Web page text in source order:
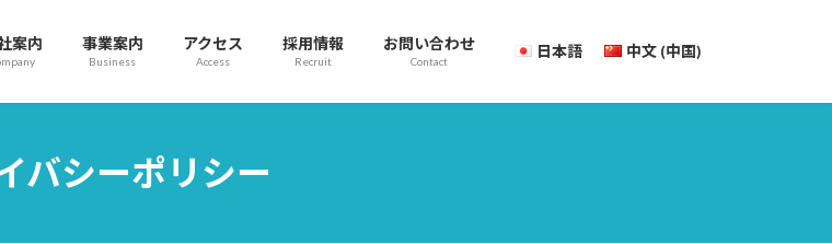
案内 事業案内
Business
アクセス
Access
採用情報
Recruit
お問い合わせ
Contact
日本語 中文 (中国)
バシーポリシー